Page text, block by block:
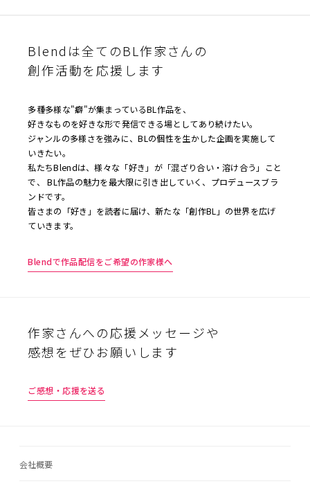
Blendは全てのBL作家さんの
創作活動を応援します
多種多様な"癖"が集まっているBL作品を、
好きなものを好きな形で発信できる場としてあり続けたい。
ジャンルの多様さを強みに、BLの個性を生かした企画を実施して
いきたい。
私たちBlendは、様々な「好き」が「混ざり合い・溶け合う」こと
で、 BL作品の魅力を最大限に引き出していく、プロデュースブラ
ンドです。
皆さまの「好き」を読者に届け、新たな「創作BL」の世界を広げ
ていきます。
Blendで作品配信をご希望の作家様へ
作家さんへの応援メッセージや
感想をぜひお願いします
ご感想・応援を送る
会社概要